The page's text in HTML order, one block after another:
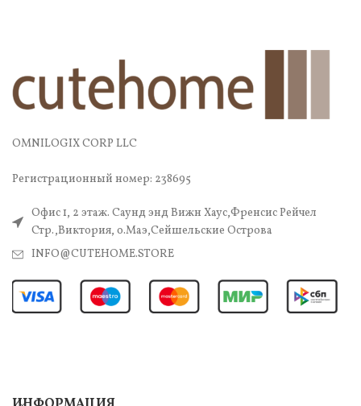
OMNILOGIX CORP LLC
Регистрационный номер: 238695
Офис 1, 2 этаж. Саунд энд Вижн Хаус,Френсис Рейчел
Стр.,Виктория, о.Маэ,Сейшельские Острова
INFO@CUTEHOME.STORE